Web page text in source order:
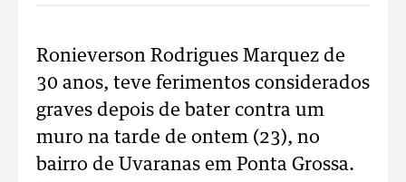
Ronieverson Rodrigues Marquez de
30 anos, teve ferimentos considerados
graves depois de bater contra um
muro na tarde de ontem (23), no
bairro de Uvaranas em Ponta Grossa.